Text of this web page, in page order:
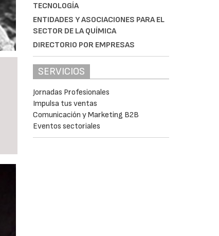
TECNOLOGÍA
ENTIDADES Y ASOCIACIONES PARA EL
SECTOR DE LA QUÍMICA
DIRECTORIO POR EMPRESAS
SERVICIOS
Jornadas Profesionales
Impulsa tus ventas
Comunicación y Marketing B2B
Eventos sectoriales